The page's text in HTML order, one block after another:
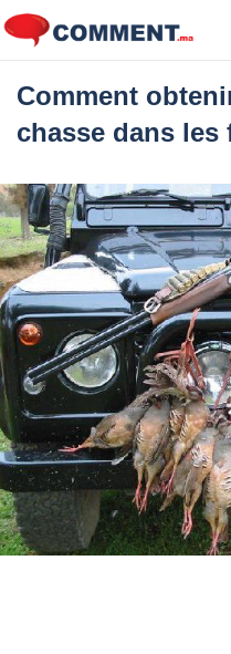
Comment
chasse dans les